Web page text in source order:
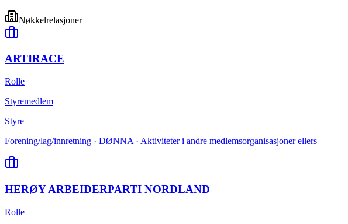
Nøkkelrelasjoner
ARTIRACE
Rolle
Styremedlem
Styre
Forening/lag/innretning · DØNNA · Aktiviteter i andre medlemsorganisasjoner ellers
HERØY ARBEIDERPARTI NORDLAND
Rolle